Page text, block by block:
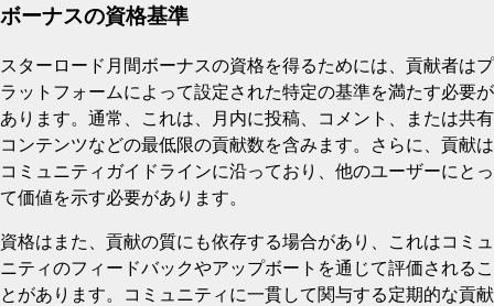
ボーナスの資格基準
スターロード月間ボーナスの資格を得るためには、貢献者はプ
ラットフォームによって設定された特定の基準を満たす必要が
あります。通常、これは、月内に投稿、コメント、または共有
コンテンツなどの最低限の貢献数を含みます。さらに、貢献は
コミュニティガイドラインに沿っており、他のユーザーにとっ
て価値を示す必要があります。
資格はまた、貢献の質にも依存する場合があり、これはコミュ
ニティのフィードバックやアップボートを通じて評価されるこ
とがあります。コミュニティに一貫して関与する定期的な貢献